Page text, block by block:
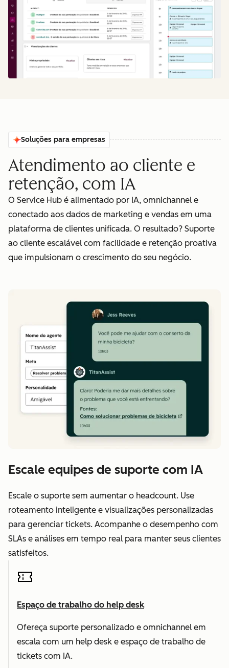
Soluções para empresas
Atendimento ao cliente e
retenção, com IA
O Service Hub é alimentado por IA, omnichannel e
conectado aos dados de marketing e vendas em uma
plataforma de clientes unificada. O resultado? Suporte
ao cliente escalável com facilidade e retenção proativa
que impulsionam o crescimento do seu negócio.
Escale equipes de suporte com IA
Escale o suporte sem aumentar o headcount. Use
roteamento inteligente e visualizações personalizadas
para gerenciar tickets. Acompanhe o desempenho com
SLAs e análises em tempo real para manter seus clientes
satisfeitos.
Espaço de trabalho do help desk
Ofereça suporte personalizado e omnichannel em
escala com um help desk e espaço de trabalho de
tickets com IA.